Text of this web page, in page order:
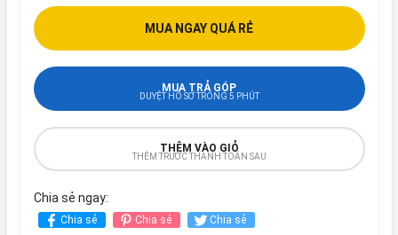
MUA NGAY QUÁ RẺ
MUA TRẢ GÓP
DUYỆT HỒ SƠ TRONG 5 PHÚT
THÊM VÀO GIỎ
THÊM TRƯỚC THANH TOÁN SAU
Chia sẻ ngay:
Chia sẻ Chia sẻ Chia sẻ